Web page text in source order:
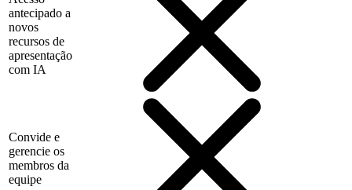
antecipado a
novos
recursos de
apresentação
com IA
Convide e
gerencie os
membros da
equipe